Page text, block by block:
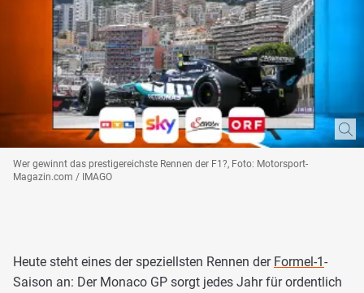
Wer gewinnt das prestigereichste Rennen der F1?, Foto: Motorsport-
Magazin.com / IMAGO
Heute steht eines der speziellsten Rennen der Formel-1-
Saison an: Der Monaco GP sorgt jedes Jahr für ordentlich